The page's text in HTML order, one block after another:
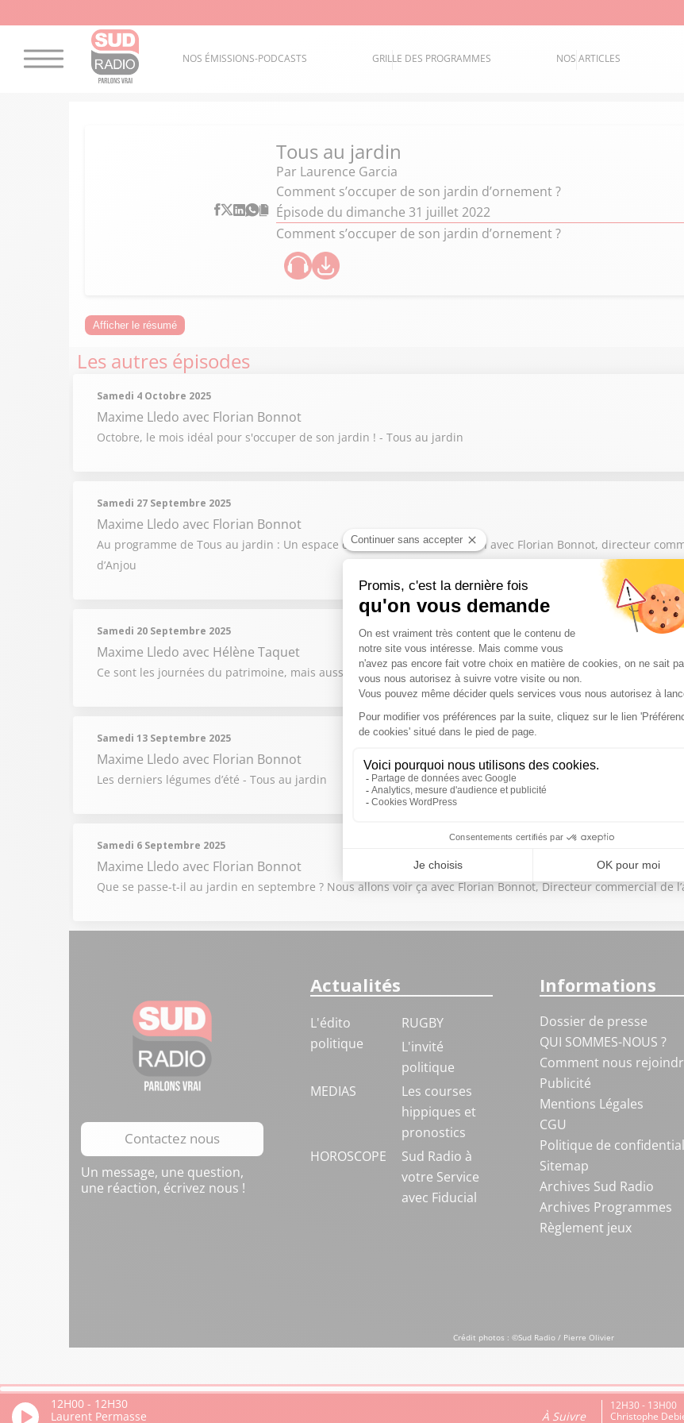
NOS ÉMISSIONS-PODCASTS GRILLE DES PROGRAMMES NOS ARTICLES
Tous au jardin
Par Laurence Garcia
Comment s’occuper de son jardin d’ornement ?
Épisode du dimanche 31 juillet 2022
Comment s’occuper de son jardin d’ornement ?
Afficher le résumé
Les autres épisodes
Samedi 4 Octobre 2025
Maxime Lledo avec Florian Bonnot
Octobre, le mois idéal pour s'occuper de son jardin ! - Tous au jardin
Samedi 27 Septembre 2025
Maxime Lledo avec Florian Bonnot
Au programme de Tous au jardin : Un espace de contemplation au jardin avec Florian Bonnot, directeur
d’Anjou
Samedi 20 Septembre 2025
Maxime Lledo avec Hélène Taquet
Ce sont les journées du patrimoine, mais aussi celles de la fleur française ! - Tous au jardin
Samedi 13 Septembre 2025
Maxime Lledo avec Florian Bonnot
Les derniers légumes d’été - Tous au jardin
Samedi 6 Septembre 2025
Maxime Lledo avec Florian Bonnot
Que se passe-t-il au jardin en septembre ? Nous allons voir ça avec Florian Bonnot, Directeur commercial de
Contactez nous
Un message, une question,
une réaction, écrivez nous !
Actualités
L'édito
politique
RUGBY
L'invité
politique
MEDIAS
Les courses
hippiques et
pronostics
HOROSCOPE
Sud Radio à
votre Service
avec Fiducial
Informations
Dossier de presse
QUI SOMMES-NOUS ?
Comment nous
Publicité
Mentions Légales
CGU
Politique de
Sitemap
Archives Sud Radio
Archives Programmes
Règlement jeux
Crédit photos : ©Sud Radio / Pierre Olivier
12H00 - 12H30
Laurent Permasse
À Suivre
12H30 - 13H00
Christophe